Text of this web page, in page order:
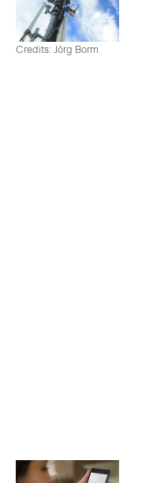
Credits: Jörg Borm